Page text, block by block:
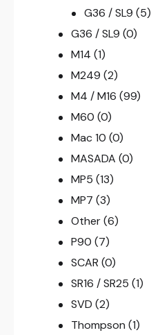
G36 / SL9 (5)
G36 / SL9 (0)
M14 (1)
M249 (2)
M4 / M16 (99)
M60 (0)
Mac 10 (0)
MASADA (0)
MP5 (13)
MP7 (3)
Other (6)
P90 (7)
SCAR (0)
SR16 / SR25 (1)
SVD (2)
Thompson (1)